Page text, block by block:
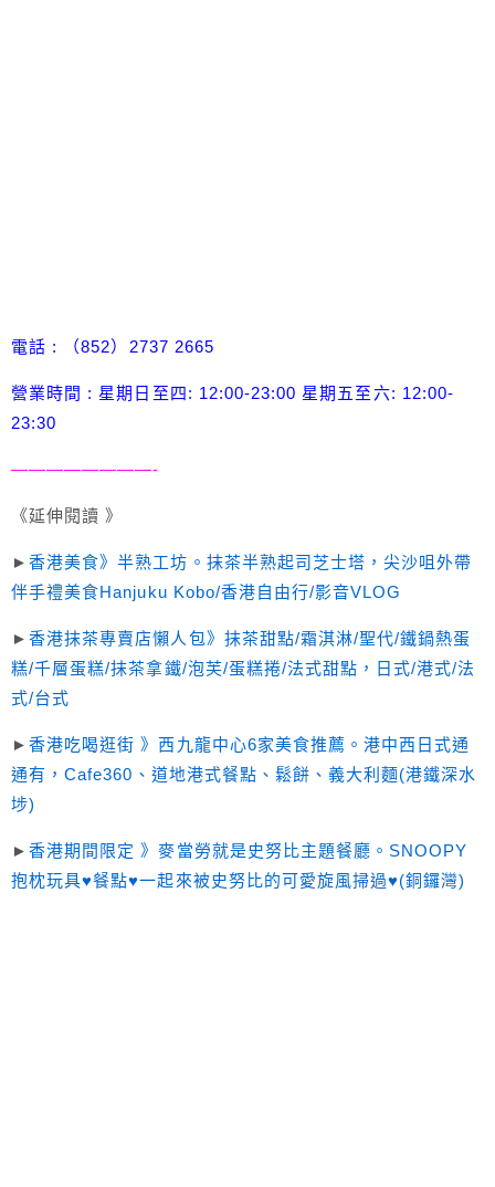
電話 : （852）2737 2665
營業時間 : 星期日至四: 12:00-23:00 星期五至六: 12:00-
23:30
————————-
《延伸閱讀 》
►香港美食》半熟工坊。抹茶半熟起司芝士塔，尖沙咀外帶
伴手禮美食Hanjuku Kobo/香港自由行/影音VLOG
►香港抹茶專賣店懶人包》抹茶甜點/霜淇淋/聖代/鐵鍋熱蛋
糕/千層蛋糕/抹茶拿鐵/泡芙/蛋糕捲/法式甜點，日式/港式/法
式/台式
►香港吃喝逛街 》西九龍中心6家美食推薦。港中西日式通
通有，Cafe360、道地港式餐點、鬆餅、義大利麵(港鐵深水
埗)
►香港期間限定 》麥當勞就是史努比主題餐廳。SNOOPY
抱枕玩具♥餐點♥一起來被史努比的可愛旋風掃過♥(銅鑼灣)